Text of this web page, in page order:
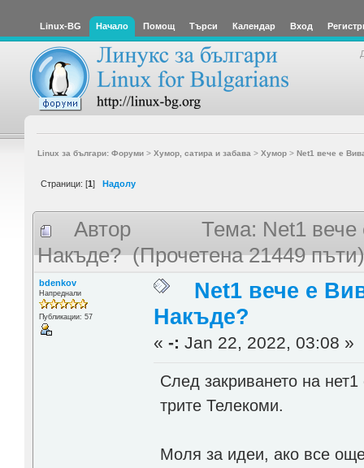
Linux-BG Начало Помощ Търси Календар Вход
Linux за българи: Форуми> Хумор, сатира и забава > Хумор> Net1 вече е
Страници: [1] Надолу
Автор
Тема: Net1
Накъде? (Прочетена 21449
bdenkov
Напреднали
Публикации: 57
Net1 вече е
Накъде?
«-: Jan 22, 2022, 03:08 »
След закриването на
трите Телекоми.
Моля за идеи, ако все